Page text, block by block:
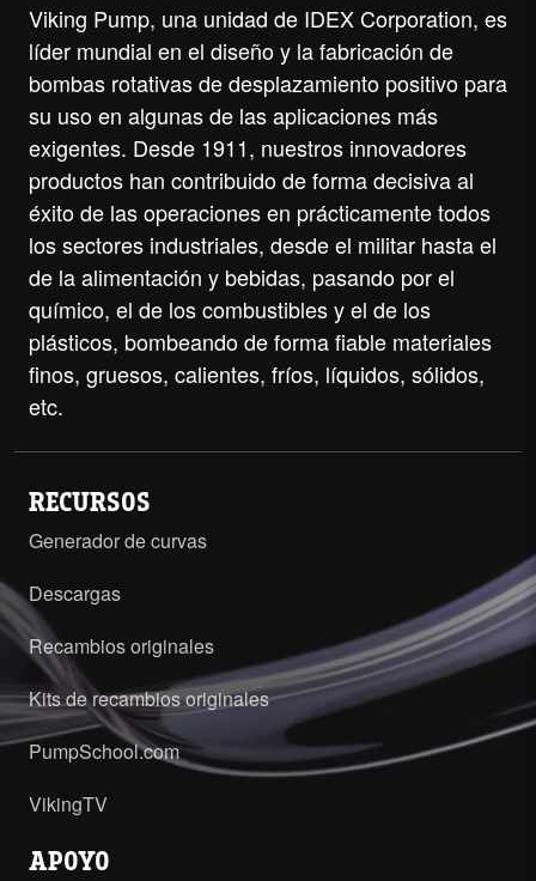
Viking Pump, una unidad de IDEX Corporation, es
líder mundial en el diseño y la fabricación de
bombas rotativas de desplazamiento positivo para
su uso en algunas de las aplicaciones más
exigentes. Desde 1911, nuestros innovadores
productos han contribuido de forma decisiva al
éxito de las operaciones en prácticamente todos
los sectores industriales, desde el militar hasta el
de la alimentación y bebidas, pasando por el
químico, el de los combustibles y el de los
plásticos, bombeando de forma fiable materiales
finos, gruesos, calientes, fríos, líquidos, sólidos,
etc.
RECURSOS
Generador de curvas
Descargas
Recambios originales
Kits de recambios originales
PumpSchool.com
VikingTV
APOYO